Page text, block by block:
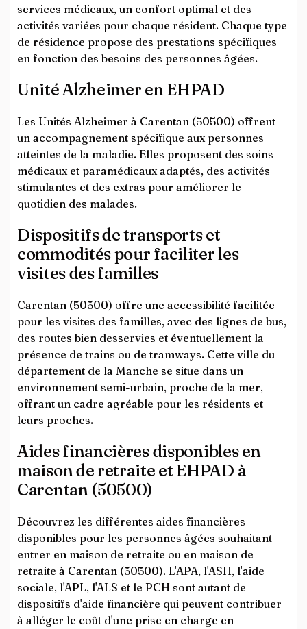
services médicaux, un confort optimal et des
activités variées pour chaque résident. Chaque type
de résidence propose des prestations spécifiques
en fonction des besoins des personnes âgées.
Unité Alzheimer en EHPAD
Les Unités Alzheimer à Carentan (50500) offrent
un accompagnement spécifique aux personnes
atteintes de la maladie. Elles proposent des soins
médicaux et paramédicaux adaptés, des activités
stimulantes et des extras pour améliorer le
quotidien des malades.
Dispositifs de transports et
commodités pour faciliter les
visites des familles
Carentan (50500) offre une accessibilité facilitée
pour les visites des familles, avec des lignes de bus,
des routes bien desservies et éventuellement la
présence de trains ou de tramways. Cette ville du
département de la Manche se situe dans un
environnement semi-urbain, proche de la mer,
offrant un cadre agréable pour les résidents et
leurs proches.
Aides financières disponibles en
maison de retraite et EHPAD à
Carentan (50500)
Découvrez les différentes aides financières
disponibles pour les personnes âgées souhaitant
entrer en maison de retraite ou en maison de
retraite à Carentan (50500). L'APA, l'ASH, l'aide
sociale, l'APL, l'ALS et le PCH sont autant de
dispositifs d'aide financière qui peuvent contribuer
à alléger le coût d'une prise en charge en